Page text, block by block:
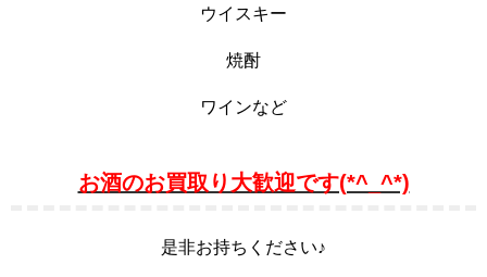
ウイスキー
焼酎
ワインなど
お酒のお買取り大歓迎です(*^_^*)
是非お持ちください♪